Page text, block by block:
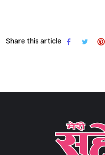
Share this article